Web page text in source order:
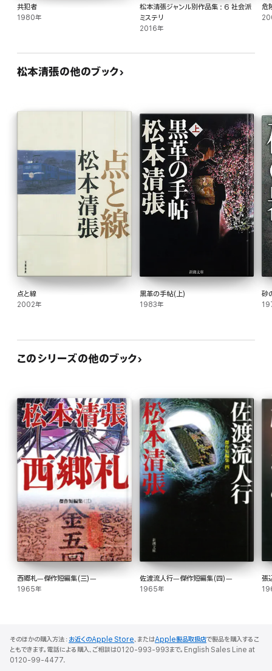
共犯者
1980年
松本清張ジャンル別作品集 : 6 社会派
ミステリ
2016年
危
松本清張の他のブック
点と線
2002年
黒革の手帖(上)
1983年
砂
このシリーズの他のブック
西郷札―傑作短編集(三)―
1965年
佐渡流人行―傑作短編集(四)―
1965年
張
そのほかの購入方法： お近くのApple Store、またはApple製品取扱店で製品を購入するこ
ともできます。電話による購入、ご相談は0120-993-993まで。English Sales Line at
0120-99-4477.